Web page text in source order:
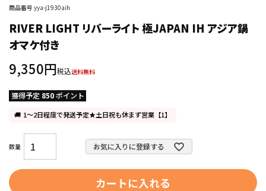
商品番号 yya-j1930aih
RIVER LIGHT リバーライト 極JAPAN IH アジア鍋
オマケ付き
9,350 税込送料無料
獲得予定 850 ポイント
1～2日程度で発送予定★土日祝も休まず営業【1】
お気に入りに登録する
カートに入れる